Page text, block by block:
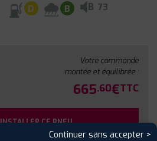
D B B 73
Votre commande
montée et équilibrée :
665.60€TTC
CE PNEU
Continuer sans accepter >